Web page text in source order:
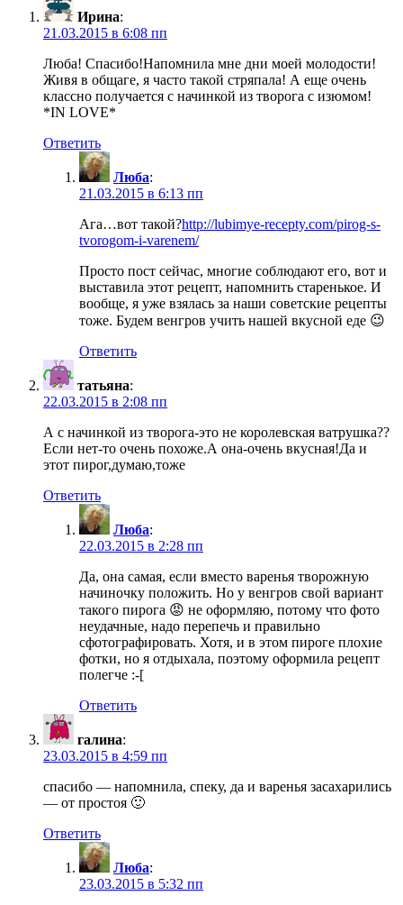
Ирина:
21.03.2015 в 6:08 пп
Люба! Спасибо!Напомнила мне дни моей молодости!
Живя в общаге, я часто такой стряпала! А еще очень
классно получается с начинкой из творога с изюмом!
*IN LOVE*
Ответить
Люба:
21.03.2015 в 6:13 пп
Ага…вот такой?http://lubimye-recepty.com/pirog-s-
tvorogom-i-varenem/
Просто пост сейчас, многие соблюдают его, вот и
выставила этот рецепт, напомнить старенькое. И
вообще, я уже взялась за наши советские рецепты
тоже. Будем венгров учить нашей вкусной еде 😉
Ответить
татьяна:
22.03.2015 в 2:08 пп
А с начинкой из творога-это не королевская ватрушка??
Если нет-то очень похоже.А она-очень вкусная!Да и
этот пирог,думаю,тоже
Ответить
Люба:
22.03.2015 в 2:28 пп
Да, она самая, если вместо варенья творожную
начиночку положить. Но у венгров свой вариант
такого пирога 😡 не оформляю, потому что фото
неудачные, надо перепечь и правильно
сфотографировать. Хотя, и в этом пироге плохие
фотки, но я отдыхала, поэтому оформила рецепт
полегче :-[
Ответить
галина:
23.03.2015 в 4:59 пп
спасибо — напомнила, спеку, да и варенья засахарились
— от простоя 🙂
Ответить
Люба:
23.03.2015 в 5:32 пп